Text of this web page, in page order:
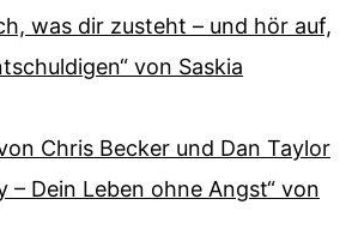
was dir zusteht – und hör auf,
von Saskia
Chris Becker und Dan Taylor
– Dein Leben ohne Angst“ von